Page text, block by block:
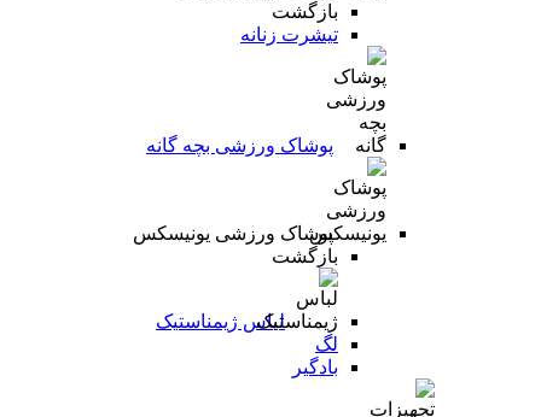
بازگشت
تیشرت زنانه
پوشاک ورزشی بچه گانه
پوشاک ورزشی یونیسکس
بازگشت
لباس ژیمناستیک
لگ
بادگیر